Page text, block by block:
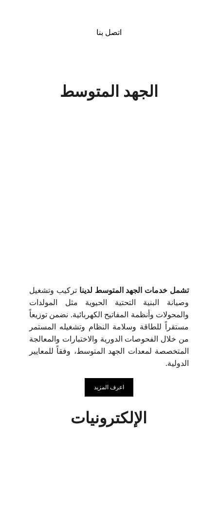
اتصل بنا
الجهد المتوسط
تشمل خدمات الجهد المتوسط لدينا تركيب وتشغيل
وصيانة البنية التحتية الحيوية مثل المولدات
والمحولات وأنظمة المفاتيح الكهربائية. نضمن توزيعاً
مستقراً للطاقة وسلامة النظام وتشغيله المستمر
من خلال الفحوصات الدورية والاختبارات والمعالجة
المتخصصة لمعدات الجهد المتوسط، وفقاً للمعايير
الدولية.
اعرف المزيد
الإلكترونيات